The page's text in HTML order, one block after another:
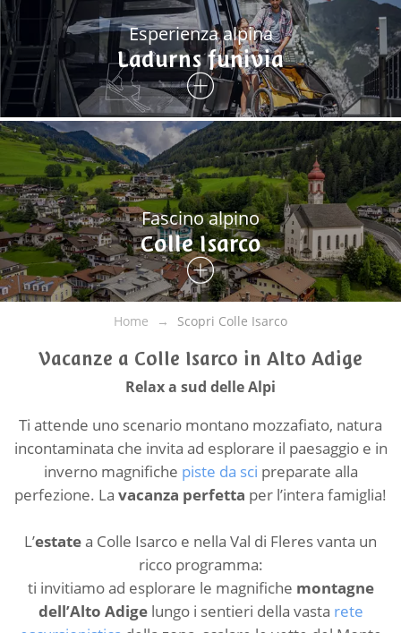
Esperienza alpina
Ladurns funivia
Fascino alpino
Colle Isarco
Home Scopri Colle Isarco
Vacanze a Colle Isarco in Alto Adige
Relax a sud delle Alpi
Ti attende uno scenario montano mozzafiato, natura
incontaminata che invita ad esplorare il paesaggio e in
inverno magnifiche piste da sci preparate alla
perfezione. La vacanza perfetta per l’intera famiglia!
L’estatea Colle Isarco e nella Val di Fleres vanta un
ricco programma:
ti invitiamo ad esplorare le magnifiche montagne
dell’Alto Adigelungo i sentieri della vasta rete